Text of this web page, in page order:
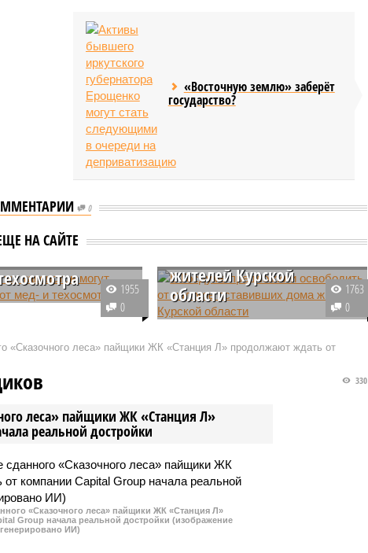
«Восточную землю» заберёт
государство?
0
НА САЙТЕ
таксистов
в Госдуму
от некоторых
1955
0
В Госдуме предложили
освободить от налогов
жителей Курской
области
Депутат ГД Владимир Кошелев
от уплаты имущественных
1763
0
«Сказочного леса» пайщики ЖК «Станция Л» продолжают ждать от
леса» пайщики ЖК «Станция Л»
реальной достройки
330
«Сказочного леса» пайщики ЖК «Станция Л»
Group начала реальной достройки (изображение
ИИ)